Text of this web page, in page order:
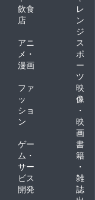
飲食
店
レ
ン
ジ
アニ
メ・
漫画
ス
ポ
ー
ツ
ファ
ッ
ショ
ン
映
像
・
映
画
ゲー
ム・
サー
ビス
開発
書
籍
・
雑
誌